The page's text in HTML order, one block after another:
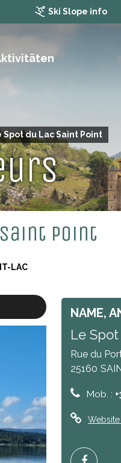
Ski Slope info
Spot du Lac Saint Point
Point
LAC
NAME,
Le
Rue du
25160
Mob. :
Website